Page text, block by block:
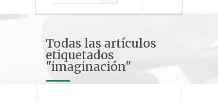
Todas las artículos
etiquetados
"imaginación"